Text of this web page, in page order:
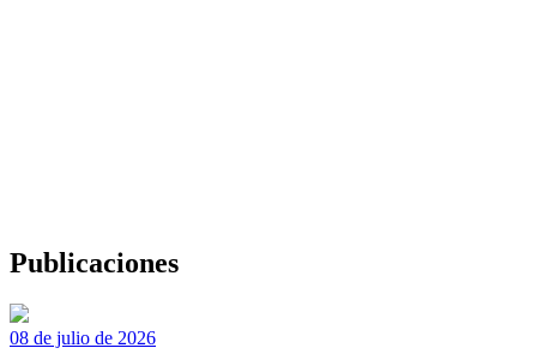
Publicaciones
08 de julio de 2026